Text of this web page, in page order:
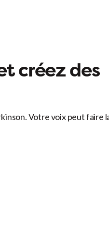
créez des
Votre voix peut faire